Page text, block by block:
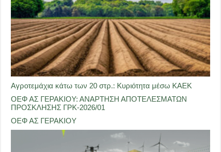
Αγροτεμάχια κάτω των 20 στρ.: Κυριότητα μέσω ΚΑΕΚ
ΟΕΦ ΑΣ ΓΕΡΑΚΙΟΥ: ΑΝΑΡΤΗΣΗ ΑΠΟΤΕΛΕΣΜΑΤΩΝ
ΠΡΟΣΚΛΗΣΗΣ ΓΡΚ-2026/01
ΟΕΦ ΑΣ ΓΕΡΑΚΙΟΥ